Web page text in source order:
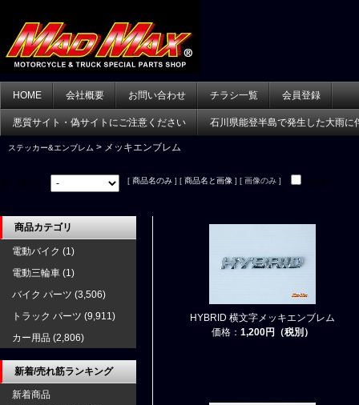
HOME 会社概要 お問い合わせ チラシ一覧 会員登録
悪質サイト・偽サイトにご注意ください 石川県能登半島で発生した大雨に
ステッカー&エンブレム > メッキエンブレム
[ 商品名のみ ] [ 商品名と画像 ] [ 画像のみ ]
HYBRID 横文字メッキエンブレム
価格： 1,200円（税別）
商品カテゴリ
電動バイク (1)
電動三輪車 (1)
バイク パーツ (3,506)
トラック パーツ (9,911)
カー用品 (2,806)
新着/売れ筋ランキング
新着商品